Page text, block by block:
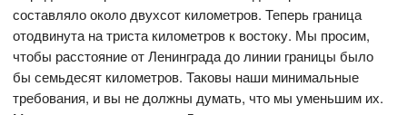
составляло около двухсот километров. Теперь граница
отодвинута на триста километров к востоку. Мы просим,
чтобы расстояние от Ленинграда до линии границы было
бы семьдесят километров. Таковы наши минимальные
требования, и вы не должны думать, что мы уменьшим их.